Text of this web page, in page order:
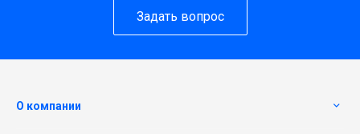
Задать вопрос
О компании